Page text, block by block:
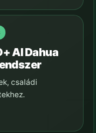
AI Dahua
családi